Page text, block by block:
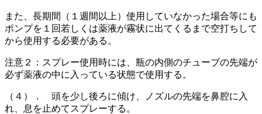
また、長期間（１週間以上）使用していなかった場合等にも
ポンプを１回若しくは薬液が霧状に出てくるまで空打ちして
から使用する必要がある。
注意２：スプレー使用時には、瓶の内側のチューブの先端が
必ず薬液の中に入っている状態で使用する。
（４）． 頭を少し後ろに傾け、ノズルの先端を鼻腔に入
れ、息を止めてスプレーする。